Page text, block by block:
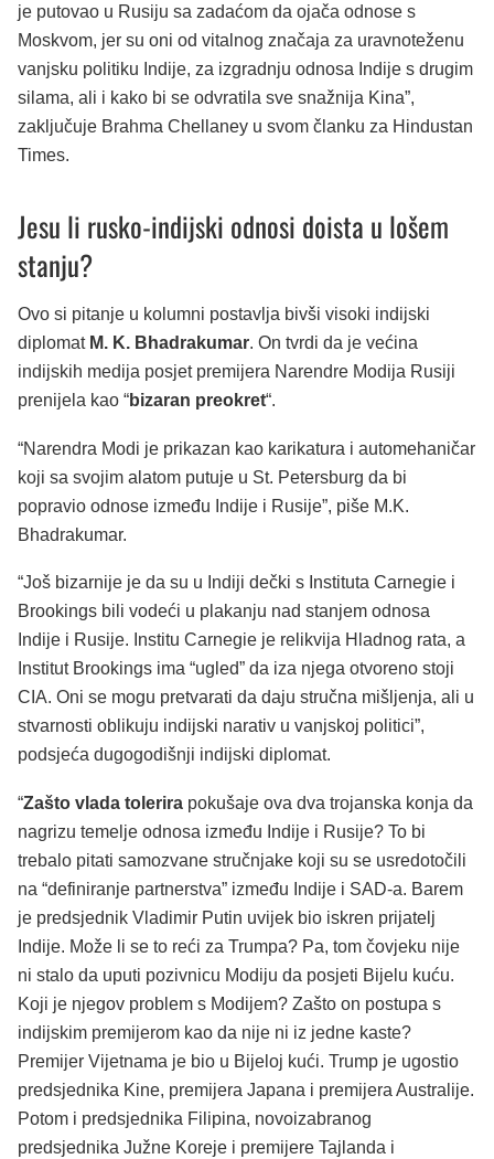
je putovao u Rusiju sa zadaćom da ojača odnose s
Moskvom, jer su oni od vitalnog značaja za uravnoteženu
vanjsku politiku Indije, za izgradnju odnosa Indije s drugim
silama, ali i kako bi se odvratila sve snažnija Kina”,
zaključuje Brahma Chellaney u svom članku za Hindustan
Times.
Jesu li rusko-indijski odnosi doista u lošem
stanju?
Ovo si pitanje u kolumni postavlja bivši visoki indijski
diplomat M. K. Bhadrakumar. On tvrdi da je većina
indijskih medija posjet premijera Narendre Modija Rusiji
prenijela kao “bizaran preokret“.
“Narendra Modi je prikazan kao karikatura i automehaničar
koji sa svojim alatom putuje u St. Petersburg da bi
popravio odnose između Indije i Rusije”, piše M.K.
Bhadrakumar.
“Još bizarnije je da su u Indiji dečki s Instituta Carnegie i
Brookings bili vodeći u plakanju nad stanjem odnosa
Indije i Rusije. Institu Carnegie je relikvija Hladnog rata, a
Institut Brookings ima “ugled” da iza njega otvoreno stoji
CIA. Oni se mogu pretvarati da daju stručna mišljenja, ali u
stvarnosti oblikuju indijski narativ u vanjskoj politici”,
podsjeća dugogodišnji indijski diplomat.
“Zašto vlada tolerira pokušaje ova dva trojanska konja da
nagrizu temelje odnosa između Indije i Rusije? To bi
trebalo pitati samozvane stručnjake koji su se usredotočili
na “definiranje partnerstva” između Indije i SAD-a. Barem
je predsjednik Vladimir Putin uvijek bio iskren prijatelj
Indije. Može li se to reći za Trumpa? Pa, tom čovjeku nije
ni stalo da uputi pozivnicu Modiju da posjeti Bijelu kuću.
Koji je njegov problem s Modijem? Zašto on postupa s
indijskim premijerom kao da nije ni iz jedne kaste?
Premijer Vijetnama je bio u Bijeloj kući. Trump je ugostio
predsjednika Kine, premijera Japana i premijera Australije.
Potom i predsjednika Filipina, novoizabranog
predsjednika Južne Koreje i premijere Tajlanda i